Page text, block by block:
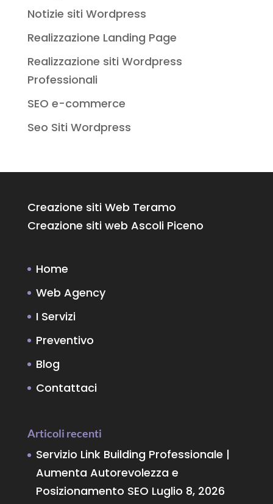
Notizie siti Wordpress
Realizzazione Landing Page
Realizzazione siti Wordpress
Professionali
SEO e-commerce
Seo Siti Wordpress
Creazione siti Web Teramo
Creazione siti web Ascoli Piceno
Home
Web Agency
I Servizi
Preventivo
Blog
Contattaci
Articoli recenti
Servizio Link Building Professionale |
Aumenta Autorevolezza e
Posizionamento SEO Luglio 8, 2026